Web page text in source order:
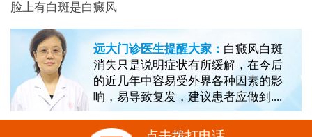
脸上有白斑是白癜风
远大门诊医生提醒大家： 白癜风白斑
消失只是说明症状有所缓解，在今后
的近几年中容易受外界各种因素的影
响，易导致复发，建议患者应做到....